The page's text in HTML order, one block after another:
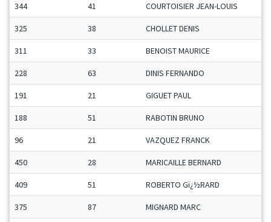
344 41 COURTOISIER JEAN-LOUIS
325 38 CHOLLET DENIS
311 33 BENOIST MAURICE
228 63 DINIS FERNANDO
191 21 GIGUET PAUL
188 51 RABOTIN BRUNO
96 21 VAZQUEZ FRANCK
450 28 MARICAILLE BERNARD
409 51 ROBERTO Gï¿½RARD
375 87 MIGNARD MARC